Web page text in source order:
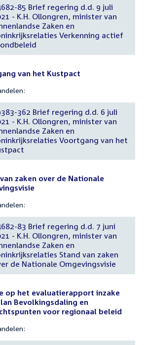
85 Brief regering d.d. 9 juli
- K.H. Ollongren, minister van
Zaken en
Verkenning actief
van het Kustpact
362 Brief regering d.d. 6 juli
- K.H. Ollongren, minister van
Zaken en
Voortgang van het
zaken over de Nationale
83 Brief regering d.d. 7 juni
- K.H. Ollongren, minister van
Zaken en
Stand van zaken
de Nationale Omgevingsvisie
op het evaluatierapport inzake
Bevolkingsdaling en
voor regionaal beleid